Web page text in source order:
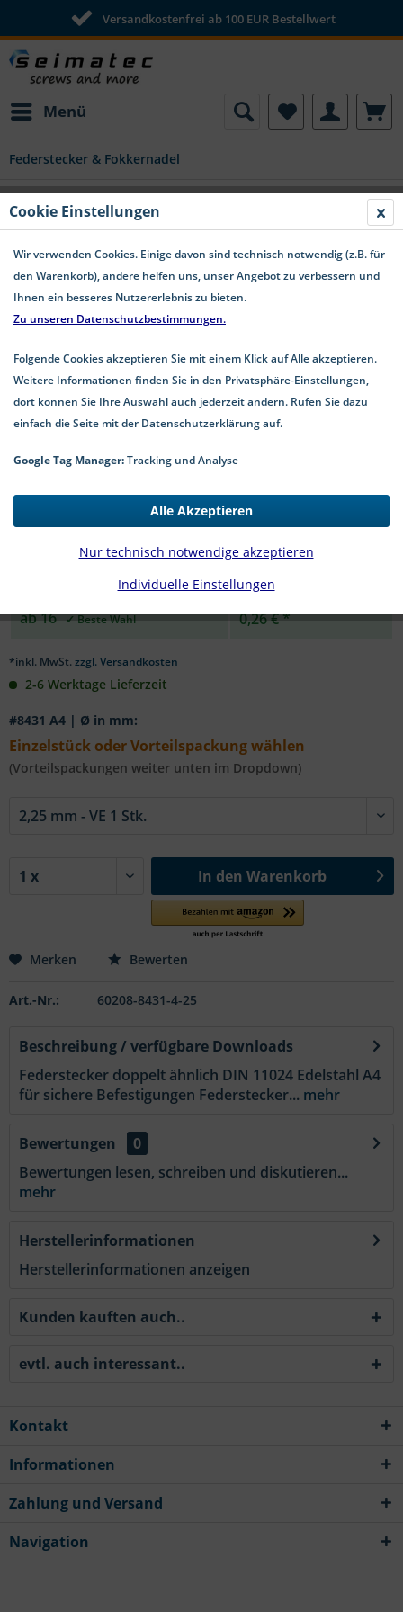
Versandkostenfrei ab 100 EUR Bestellwert
Menü
Federstecker & Fokkernadel
Federstecker doppelt ähnlich DIN 11024
Edelstahl A4
0,28 € *
ab16 0,26 € *
*inkl. MwSt. zzgl. Versandkosten
2-6 Werktage Lieferzeit
#8431 A4 | Ø in mm:
Einzelstück oder Vorteilspackung wählen
(Vorteilspackungen weiter unten im Dropdown)
In den Warenkorb
Merken Bewerten
Art.-Nr.: 60208-8431-4-25
Beschreibung / verfügbare Downloads
Federstecker doppelt ähnlich DIN 11024 Edelstahl A4
für sichere Befestigungen Federstecker... mehr
Bewertungen
0
Bewertungen lesen, schreiben und diskutieren...
mehr
Herstellerinformationen
Herstellerinformationen anzeigen
Kunden kauften auch..
evtl. auch interessant..
Kontakt
Informationen
Zahlung und Versand
Navigation
Cookie Einstellungen
Wir verwenden Cookies. Einige davon sind technisch notwendig (z.B. für
den Warenkorb), andere helfen uns, unser Angebot zu verbessern und
Ihnen ein besseres Nutzererlebnis zu bieten.
Zu unseren Datenschutzbestimmungen.
Folgende Cookies akzeptieren Sie mit einem Klick auf Alle akzeptieren.
Weitere Informationen finden Sie in den Privatsphäre-Einstellungen,
dort können Sie Ihre Auswahl auch jederzeit ändern. Rufen Sie dazu
einfach die Seite mit der Datenschutzerklärung auf.
Google Tag Manager:Tracking und Analyse
Individuelle Einstellungen
Nur technisch notwendige akzeptieren
Alle Akzeptieren